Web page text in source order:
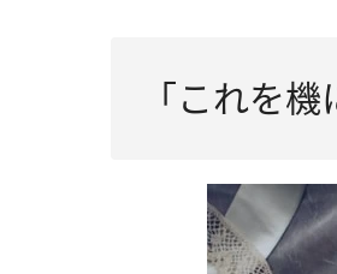
「これを